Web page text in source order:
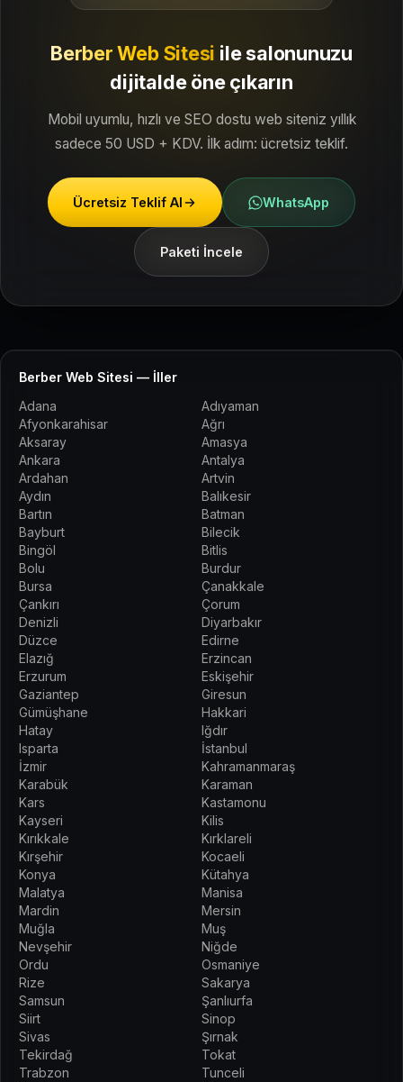
Berber Web Sitesi ilesalonunuzu
dijitalde öne çıkarın
Mobil uyumlu, hızlı ve SEO dostu web siteniz yıllık
sadece 50 USD + KDV. İlk adım: ücretsiz teklif.
Ücretsiz Teklif Al WhatsApp
Paketi İncele
Berber Web Sitesi — İller
Adana
Adıyaman
Afyonkarahisar
Ağrı
Aksaray
Amasya
Ankara
Antalya
Ardahan
Artvin
Aydın
Balıkesir
Bartın
Batman
Bayburt
Bilecik
Bingöl
Bitlis
Bolu
Burdur
Bursa
Çanakkale
Çankırı
Çorum
Denizli
Diyarbakır
Düzce
Edirne
Elazığ
Erzincan
Erzurum
Eskişehir
Gaziantep
Giresun
Gümüşhane
Hakkari
Hatay
Iğdır
Isparta
İstanbul
İzmir
Kahramanmaraş
Karabük
Karaman
Kars
Kastamonu
Kayseri
Kilis
Kırıkkale
Kırklareli
Kırşehir
Kocaeli
Konya
Kütahya
Malatya
Manisa
Mardin
Mersin
Muğla
Muş
Nevşehir
Niğde
Ordu
Osmaniye
Rize
Sakarya
Samsun
Şanlıurfa
Siirt
Sinop
Sivas
Şırnak
Tekirdağ
Tokat
Trabzon
Tunceli